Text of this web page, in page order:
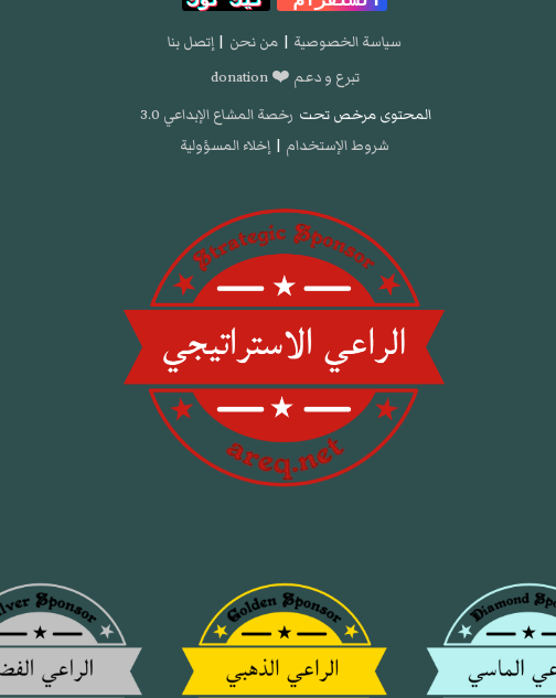
سياسة الخصوصية | من نحن | إتصل بنا
تبرع و دعم ❤️ donation
المحتوى مرخص تحت رخصة المشاع الإبداعي 3.0
شروط الإستخدام | إخلاء المسؤولية